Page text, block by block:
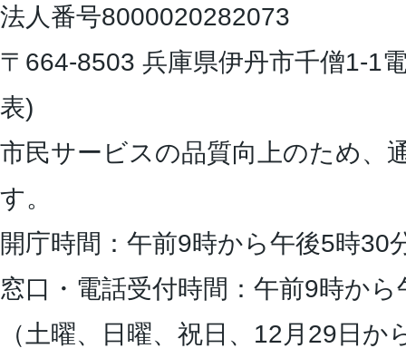
法人番号8000020282073
〒664-8503 兵庫県伊丹市千僧1-1
表)
市民サービスの品質向上のため、
す。
開庁時間：午前9時から午後5時30
窓口・電話受付時間：午前9時か
（土曜、日曜、祝日、12月29日